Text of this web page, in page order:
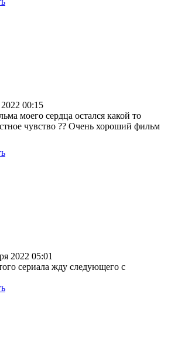
00:15
моего сердца остался какой то
чувство ?? Очень хороший фильм
2022 05:01
сериала жду следующего с